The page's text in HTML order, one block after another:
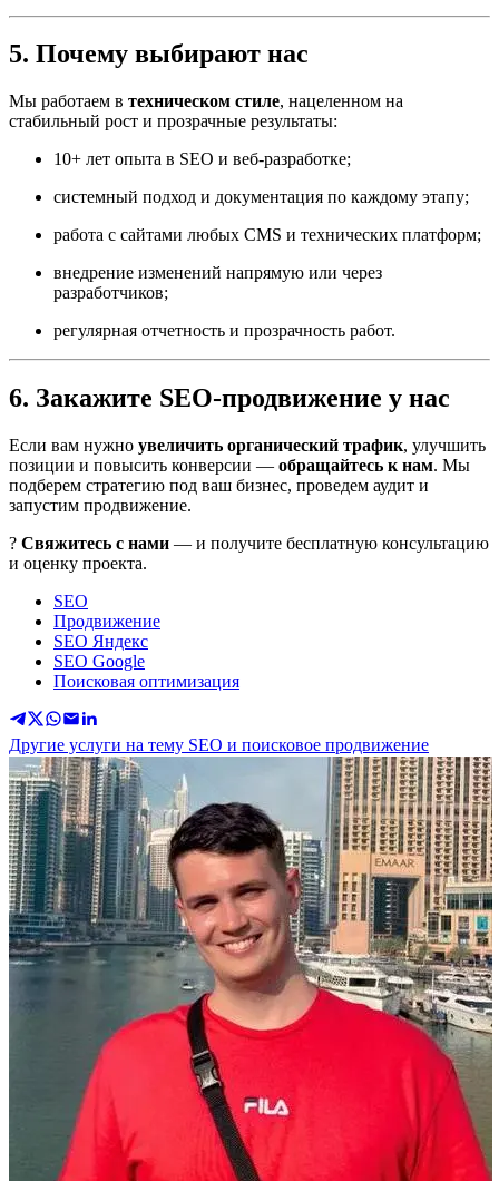
5. Почему выбирают нас
Мы работаем в техническом стиле, нацеленном на
стабильный рост и прозрачные результаты:
10+ лет опыта в SEO и веб-разработке;
системный подход и документация по каждому этапу;
работа с сайтами любых CMS и технических платформ;
внедрение изменений напрямую или через
разработчиков;
регулярная отчетность и прозрачность работ.
6. Закажите SEO-продвижение у нас
Если вам нужно увеличить органический трафик, улучшить
позиции и повысить конверсии — обращайтесь к нам. Мы
подберем стратегию под ваш бизнес, проведем аудит и
запустим продвижение.
? Свяжитесь с нами — и получите бесплатную консультацию
и оценку проекта.
SEO
Продвижение
SEO Яндекс
SEO Google
Поисковая оптимизация
Другие услуги на тему SEO и поисковое продвижение